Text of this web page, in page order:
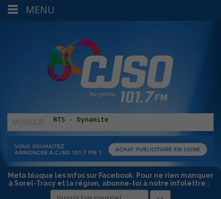
MUSIQUE
:
Meta bloque les infos sur Facebook. Pour ne rien manquer
à Sorel-Tracy et la région, abonne-toi à notre infolettre :
MENU